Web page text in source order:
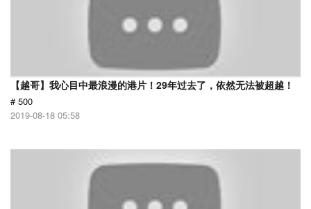
【越哥】我心目中最浪漫的港片！29年过去了，依然无法被超越！
# 500
2019-08-18 05:58